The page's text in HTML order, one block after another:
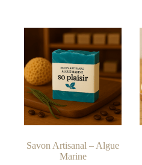
Savon Artisanal – Algue
Marine